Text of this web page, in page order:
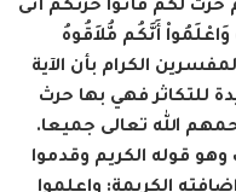
حَرْثٌ لَّكُمْ فَأْتُواْ حَرْثَكُمْ أَنَّى
أَنَّكُم مُّلاَقُوهُ
الكرام بأن الآية
للتكاثر فهي بها حرث
الله تعالى جميعا.
قوله الكريم وقدموا